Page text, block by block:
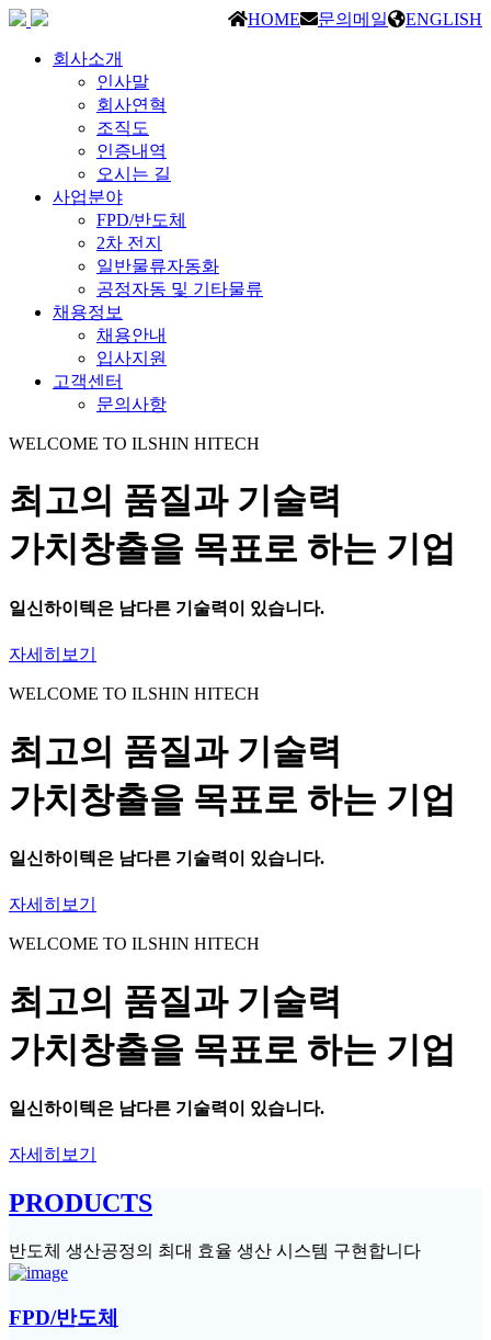
HOME 문의메일 ENGLISH
회사소개
인사말
회사연혁
조직도
인증내역
오시는 길
사업분야
FPD/반도체
2차 전지
일반물류자동화
공정자동 및 기타물류
채용정보
채용안내
입사지원
고객센터
문의사항
WELCOME TO ILSHIN HITECH
최고의 품질과 기술력
가치창출을 목표로 하는 기업
일신하이텍 은 남다른 기술력이 있습니다.
자세히보기
WELCOME TO ILSHIN HITECH
최고의 품질과 기술력
가치창출을 목표로 하는 기업
일신하이텍 은 남다른 기술력이 있습니다.
자세히보기
WELCOME TO ILSHIN HITECH
최고의 품질과 기술력
가치창출을 목표로 하는 기업
일신하이텍 은 남다른 기술력이 있습니다.
자세히보기
PRODUCTS
반도체 생산공정의 최대 효율 생산 시스템 구현합니다
FPD/반도체